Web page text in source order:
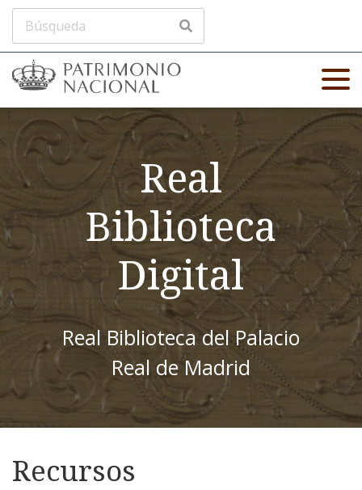
Real
Biblioteca
Digital
Real Biblioteca del Palacio
Real de Madrid
Recursos